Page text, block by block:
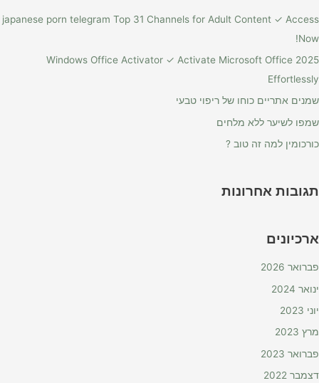
japanese porn telegram Top 31 Channels for Adult Content ✓ Access
Now!
Windows Office Activator ✓ Activate Microsoft Office 2025
Effortlessly
שמנים אתריים כוחו של ריפוי טבעי
שמפו לשיער ללא מלחים
כורכומין למה זה טוב ?
תגובות אחרונות
ארכיונים
פברואר 2026
ינואר 2024
יוני 2023
מרץ 2023
פברואר 2023
דצמבר 2022